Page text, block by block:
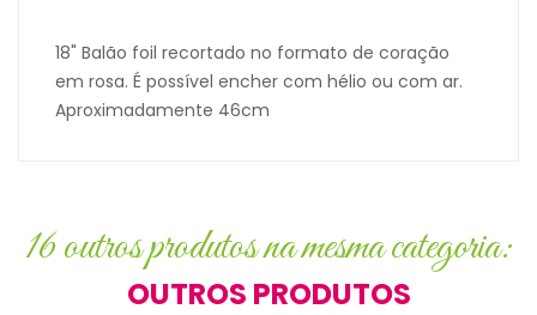
18" Balão foil recortado no formato de coração
em rosa. É possível encher com hélio ou com ar.
Aproximadamente 46cm
16 outros produtos na mesma categoria:
OUTROS PRODUTOS